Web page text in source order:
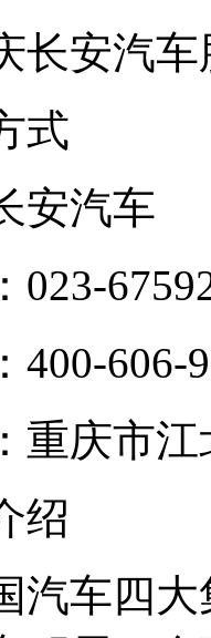
长安汽
式
安汽车
023-
400-606-
重庆市
绍
汽车四